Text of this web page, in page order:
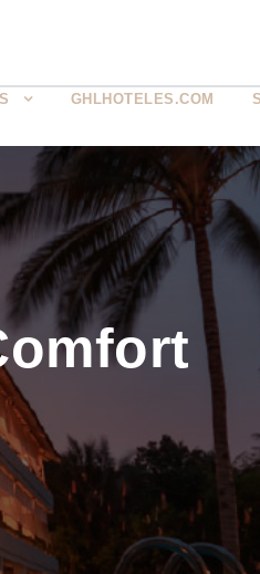
GHLHOTELES.COM